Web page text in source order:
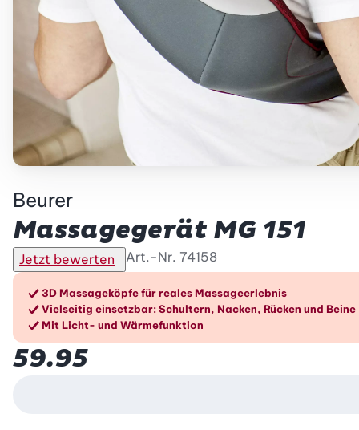
Beurer
Massagegerät MG 151
Jetzt bewerten Art.-Nr. 74158
Die Vorteile im
3D Massageköpfe für reales Massageerlebnis
Vielseitig einsetzbar: Schultern, Nacken, Rücken und Beine
Mit Licht- und Wärmefunktion
59.95